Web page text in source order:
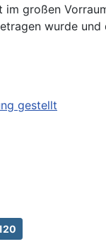
großen
wurde
gestellt